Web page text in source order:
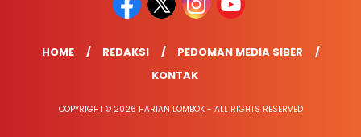
HOME REDAKSI
PEDOMAN MEDIA SIBER
KONTAK
COPYRIGHT © 2026 HARIAN LOMBOK - ALL RIGHTS RESERVED